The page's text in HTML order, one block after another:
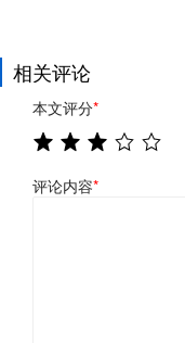
相关评论
本文评分*
评论内容*